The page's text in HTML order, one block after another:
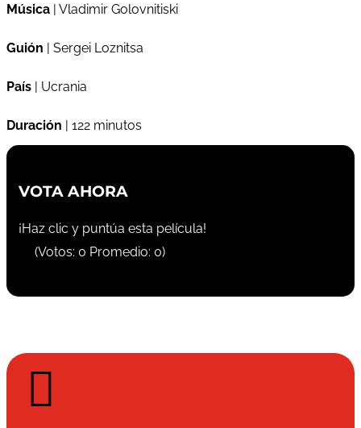
Música | Vladimir Golovnitiski
Guión | Sergei Loznitsa
País | Ucrania
Duración | 122 minutos
VOTA AHORA
¡Haz clic y puntúa esta película!
(Votos: 0 Promedio: 0)
